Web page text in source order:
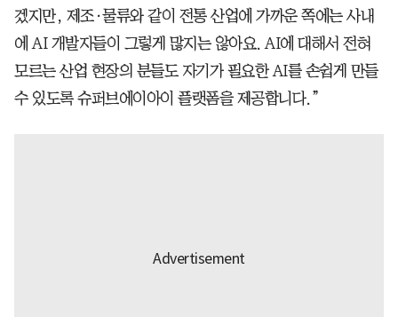
겠지만, 제조·물류와 같이 전통 산업에 가까운 쪽에는 사내
에 AI 개발자들이 그렇게 많지는 않아요. AI에 대해서 전혀
모르는 산업 현장의 분들도 자기가 필요한 AI를 손쉽게 만들
수 있도록 슈퍼브에이아이 플랫폼을 제공합니다.”